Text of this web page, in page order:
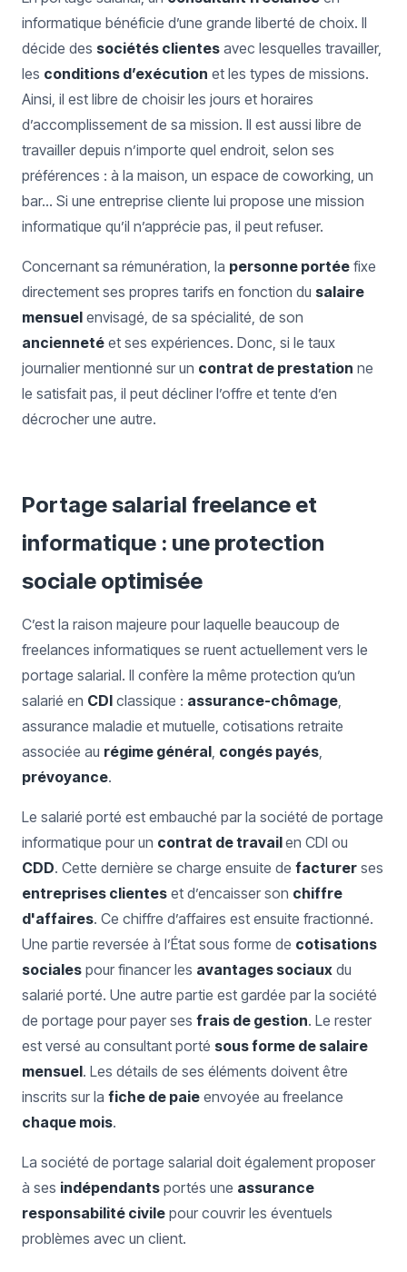
informatique bénéficie d’une grande liberté de choix. Il
décide des sociétés clientes avec lesquelles travailler,
les conditions d’exécution et les types de missions.
Ainsi, il est libre de choisir les jours et horaires
d’accomplissement de sa mission. Il est aussi libre de
travailler depuis n’importe quel endroit, selon ses
préférences : à la maison, un espace de coworking, un
bar… Si une entreprise cliente lui propose une mission
informatique qu’il n’apprécie pas, il peut refuser.
Concernant sa rémunération, la personne portée fixe
directement ses propres tarifs en fonction du salaire
mensuel envisagé, de sa spécialité, de son
ancienneté et ses expériences. Donc, si le taux
journalier mentionné sur un contrat de prestation ne
le satisfait pas, il peut décliner l’offre et tente d’en
décrocher une autre.
Portage salarial freelance et
informatique : une protection
sociale optimisée
C’est la raison majeure pour laquelle beaucoup de
freelances informatiques se ruent actuellement vers le
portage salarial. Il confère la même protection qu’un
salarié en CDI classique : assurance-chômage,
assurance maladie et mutuelle, cotisations retraite
associée au régime général, congés payés,
prévoyance.
Le salarié porté est embauché par la société de portage
informatique pour un contrat de travailen CDI ou
CDD. Cette dernière se charge ensuite de facturer ses
entreprises clientes et d’encaisser son chiffre
d'affaires. Ce chiffre d’affaires est ensuite fractionné.
Une partie reversée à l’État sous forme de cotisations
sociales pour financer les avantages sociaux du
salarié porté. Une autre partie est gardée par la société
de portage pour payer ses frais de gestion. Le rester
est versé au consultant porté sous forme de salaire
mensuel. Les détails de ses éléments doivent être
inscrits sur la fiche de paie envoyée au freelance
chaque mois.
La société de portage salarial doit également proposer
à ses indépendants portés une assurance
responsabilité civile pour couvrir les éventuels
problèmes avec un client.